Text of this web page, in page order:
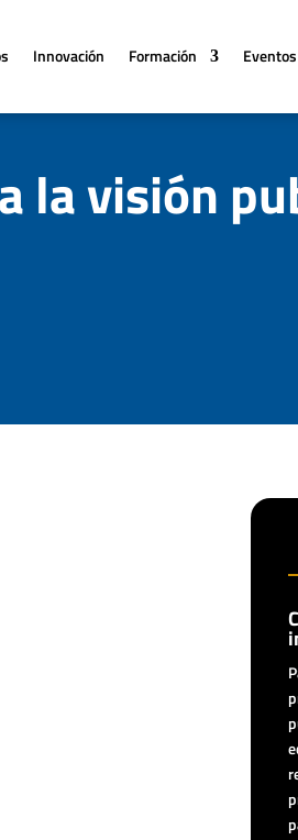
Innovación Formación Eventos
la visión